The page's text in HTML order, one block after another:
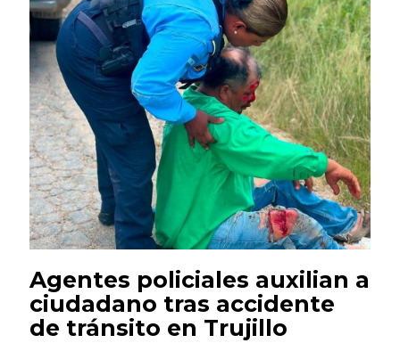
Agentes policiales auxilian a
ciudadano tras accidente
de tránsito en Trujillo